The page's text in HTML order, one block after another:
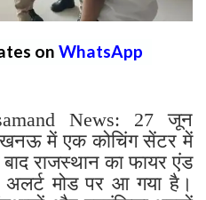
on WhatsApp
News: 27 जून
में एक कोचिंग सेंटर में
राजस्थान का फायर एंड
अलर्ट मोड पर आ गया है।